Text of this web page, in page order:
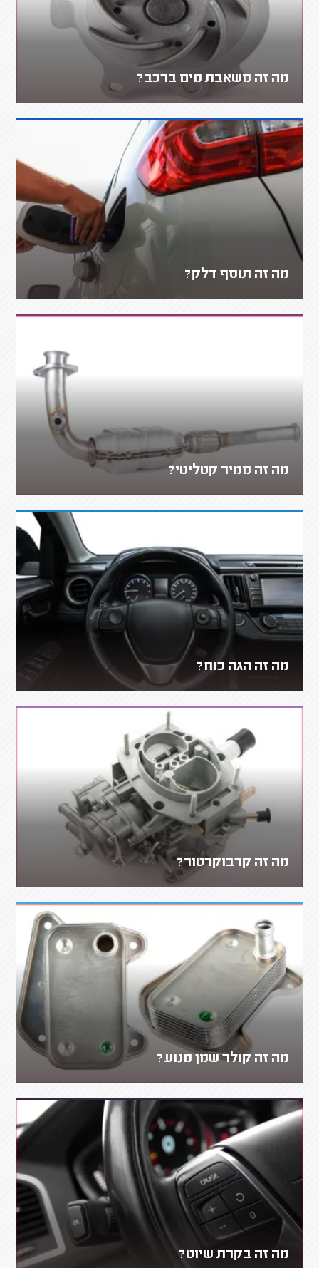
מה זה משאבת מים ברכב?
מה זה תוסף דלק?
מה זה ממיר קטליטי?
מה זה הגה כוח?
מה זה קרבוקרטור?
מה זה קולר שמן מנוע?
מה זה בקרת שיוט?